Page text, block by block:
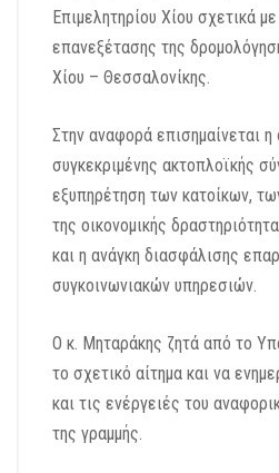
Επιμελητηρίου Χίου σχετικά
επανεξέτασης της
Χίου – Θεσσαλονίκης.
Στην αναφορά επισημαίνεται η
συγκεκριμένης ακτοπλοϊκής
εξυπηρέτηση των κατοίκων,
της οικονομικής
και η ανάγκη διασφάλισης
συγκοινωνιακών υπηρεσιών.
Ο κ. Μηταράκης ζητά από το
το σχετικό αίτημα και να
και τις ενέργειές του
της γραμμής.